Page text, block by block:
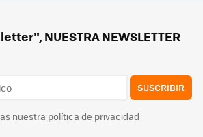
NUESTRA NEWSLETTER
SUSCRIBIR
nuestra política de privacidad